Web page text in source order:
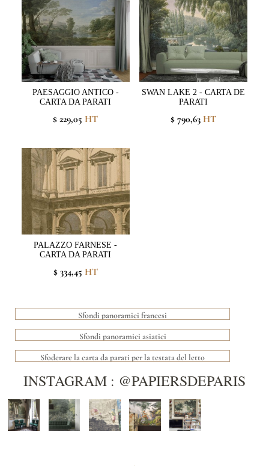
PAESAGGIO ANTICO -
CARTA DA PARATI
$ 229,05 HT
SWAN LAKE 2 - CARTA DE
PARATI
$ 790,63 HT
PALAZZO FARNESE -
CARTA DA PARATI
$ 334,45 HT
Sfondi panoramici francesi
Sfondi panoramici asiatici
Sfoderare la carta da parati per la testata del letto
INSTAGRAM : @PAPIERSDEPARIS